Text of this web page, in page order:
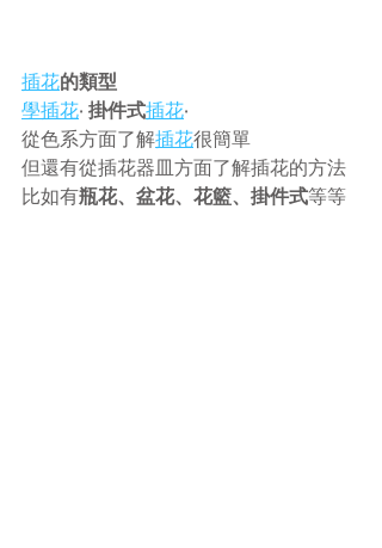
插花的類型
學插花· 掛件式插花·
從色系方面了解插花很簡單
但還有從插花器皿方面了解插花的方法
比如有瓶花、盆花、花籃、掛件式等等